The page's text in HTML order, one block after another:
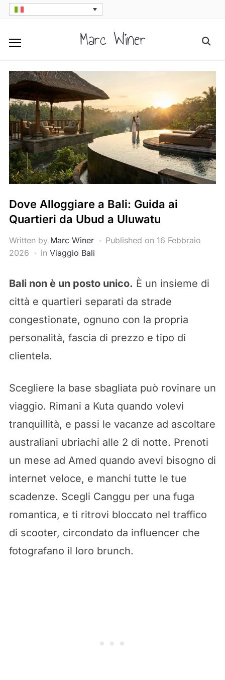
Skip
content
Marc Winer
Dove Alloggiare a Bali: Guida ai
Quartieri da Ubud a Uluwatu
Written by Marc Winer Published on 16 Febbraio
2026
in Viaggio Bali
Bali non è un posto unico. È un insieme di
città e quartieri separati da strade
congestionate, ognuno con la propria
personalità, fascia di prezzo e tipo di
clientela.
Scegliere la base sbagliata può rovinare un
viaggio. Rimani a Kuta quando volevi
tranquillità, e passi le vacanze ad ascoltare
australiani ubriachi alle 2 di notte. Prenoti
un mese ad Amed quando avevi bisogno di
internet veloce, e manchi tutte le tue
scadenze. Scegli Canggu per una fuga
romantica, e ti ritrovi bloccato nel traffico
di scooter, circondato da influencer che
fotografano il loro brunch.